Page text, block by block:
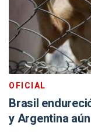
OFICIAL
Brasil
y Argentina